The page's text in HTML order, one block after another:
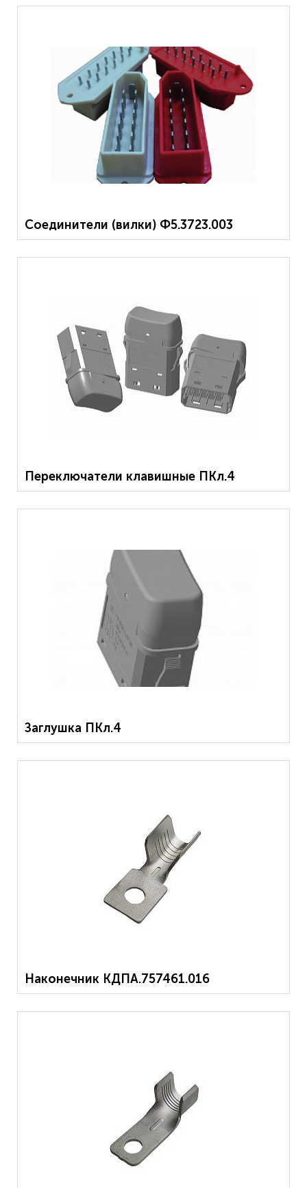
Соединители (вилки) Ф5.3723.003
Переключатели клавишные ПКл.4
Заглушка ПКл.4
Наконечник КДПА.757461.016